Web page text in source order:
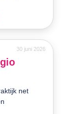
30 juni 2026
net